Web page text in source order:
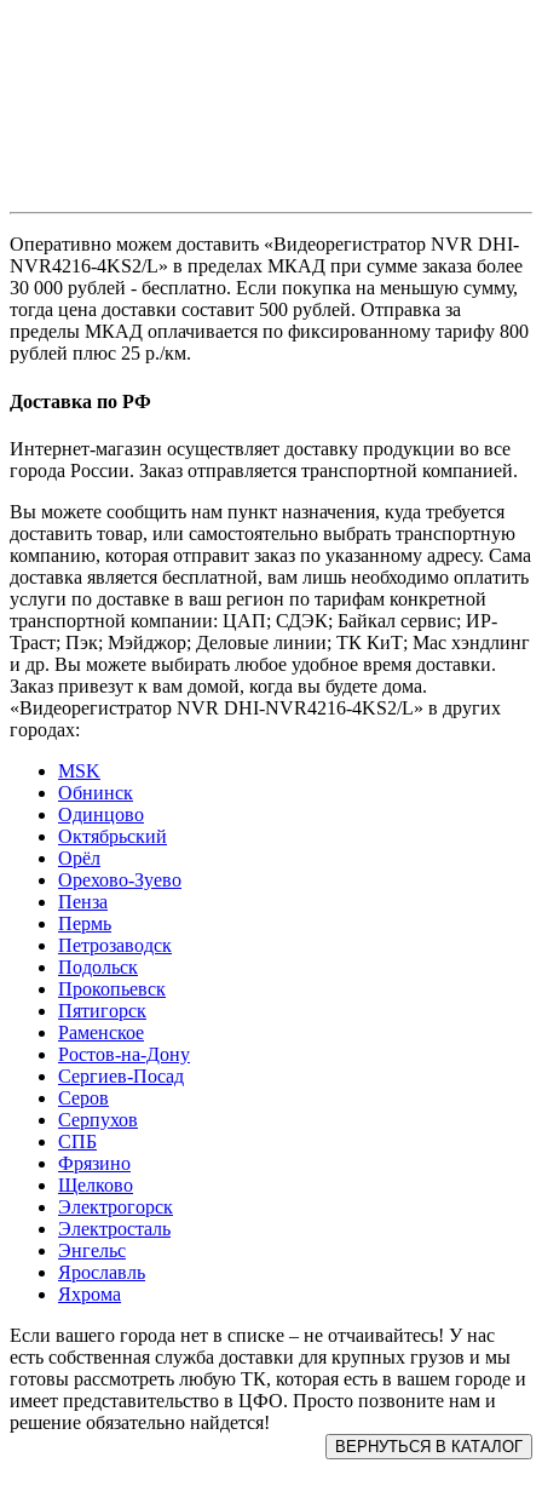
Оперативно можем доставить «Видеорегистратор NVR DHI-
NVR4216-4KS2/L» в пределах МКАД при сумме заказа более
30 000 рублей - бесплатно. Если покупка на меньшую сумму,
тогда цена доставки составит 500 рублей. Отправка за
пределы МКАД оплачивается по фиксированному тарифу 800
рублей плюс 25 р./км.
Доставка по РФ
Интернет-магазин осуществляет доставку продукции во все
города России. Заказ отправляется транспортной компанией.
Вы можете сообщить нам пункт назначения, куда требуется
доставить товар, или самостоятельно выбрать транспортную
компанию, которая отправит заказ по указанному адресу. Сама
доставка является бесплатной, вам лишь необходимо оплатить
услуги по доставке в ваш регион по тарифам конкретной
транспортной компании: ЦАП; СДЭК; Байкал сервис; ИР-
Траст; Пэк; Мэйджор; Деловые линии; ТК КиТ; Мас хэндлинг
и др. Вы можете выбирать любое удобное время доставки.
Заказ привезут к вам домой, когда вы будете дома.
«Видеорегистратор NVR DHI-NVR4216-4KS2/L» в других
городах:
MSK
Обнинск
Одинцово
Октябрьский
Орёл
Орехово-Зуево
Пенза
Пермь
Петрозаводск
Подольск
Прокопьевск
Пятигорск
Раменское
Ростов-на-Дону
Сергиев-Посад
Серов
Серпухов
СПБ
Фрязино
Щелково
Электрогорск
Электросталь
Энгельс
Ярославль
Яхрома
Если вашего города нет в списке – не отчаивайтесь! У нас
есть собственная служба доставки для крупных грузов и мы
готовы рассмотреть любую ТК, которая есть в вашем городе и
имеет представительство в ЦФО. Просто позвоните нам и
решение обязательно найдется!